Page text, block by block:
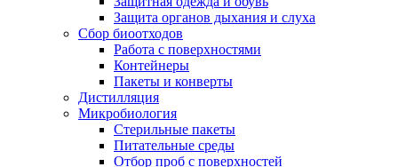
Защита органов дыхания и слуха
Сбор биоотходов
Работа с поверхностями
Контейнеры
Пакеты и конверты
Дистилляция
Микробиология
Стерильные пакеты
Питательные среды
Отбор проб с поверхностей